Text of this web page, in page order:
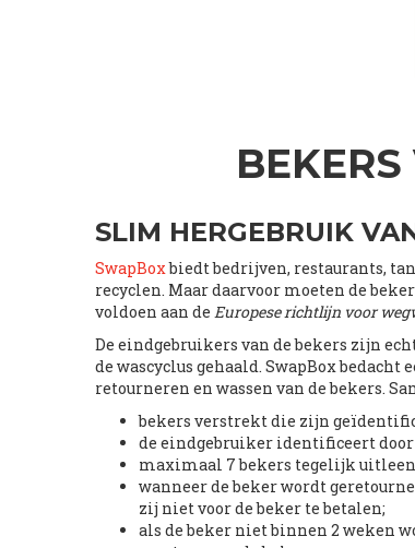
SLIM HERGEBRUIK
SwapBoxbiedt bedrijven, restaurants,
recyclen. Maar daarvoor moeten de
voldoen aan de Europese richtlijn voor
De eindgebruikers van de bekers zijn
de wascyclus gehaald. SwapBox
retourneren en wassen van de bekers.
bekers verstrekt die zijn
de eindgebruiker identificeert
maximaal 7 bekers tegelijk
wanneer de beker wordt
zij niet voor de beker te betalen;
als de beker niet binnen 2 weken